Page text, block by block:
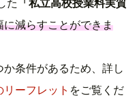
に減らすことができま
条件があるため、詳し
ーフレット をご覧くだ